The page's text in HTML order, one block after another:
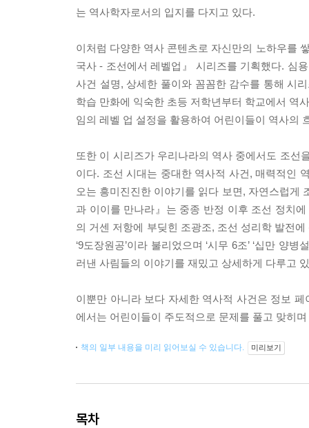
는 역사학자로서의 입지를 다지고 있다.
이처럼 다양한 역사 콘텐츠로 자신만의 노하우를
국사 - 조선에서 레벨업』 시리즈를 기획했다. 심
사건 설명, 상세한 풀이와 꼼꼼한 감수를 통해 시
학습 만화에 익숙한 초등 저학년부터 학교에서 역
임의 레벨 업 설정을 활용하여 어린이들이 역사의
또한 이 시리즈가 우리나라의 역사 중에서도 조선
이다. 조선 시대는 중대한 역사적 사건, 매력적인
오는 흥미진진한 이야기를 읽다 보면, 자연스럽
과 이이를 만나라』는 중종 반정 이후 조선 정치
의 거센 저항에 부딪힌 조광조, 조선 성리학 발전
‘9도장원공’이라 불리었으며 ‘시무 6조’ ‘십만 양
러낸 사림들의 이야기를 재밌고 상세하게 다루고
이뿐만 아니라 보다 자세한 역사적 사건은 정보
에서는 어린이들이 주도적으로 문제를 풀고 맞히
책의 일부 내용을 미리 읽어보실 수 있습니다. 미리보기
목차